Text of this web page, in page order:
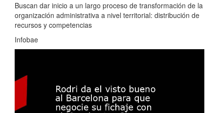
Buscan dar inicio a un largo proceso de transformación de la
organización administrativa a nivel territorial: distribución de
recursos y competencias
Infobae